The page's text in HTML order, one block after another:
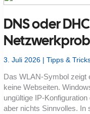
DNS oder
3. Juli 2026 |Tipps &
Das WLAN-Symbol zeigt
keine Webseiten.
ungültige IP-
aber nichts Sinnvolles. In